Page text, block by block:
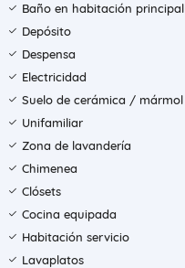
Baño en habitación principal
Depósito
Despensa
Electricidad
Suelo de cerámica / mármol
Unifamiliar
Zona de lavandería
Chimenea
Clósets
Cocina equipada
Habitación servicio
Lavaplatos